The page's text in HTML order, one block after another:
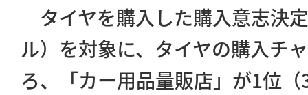
タイヤを購入した購入意志決
ル）を対象に、タイヤの購入チ
ろ、「カー用品量販店」が1位